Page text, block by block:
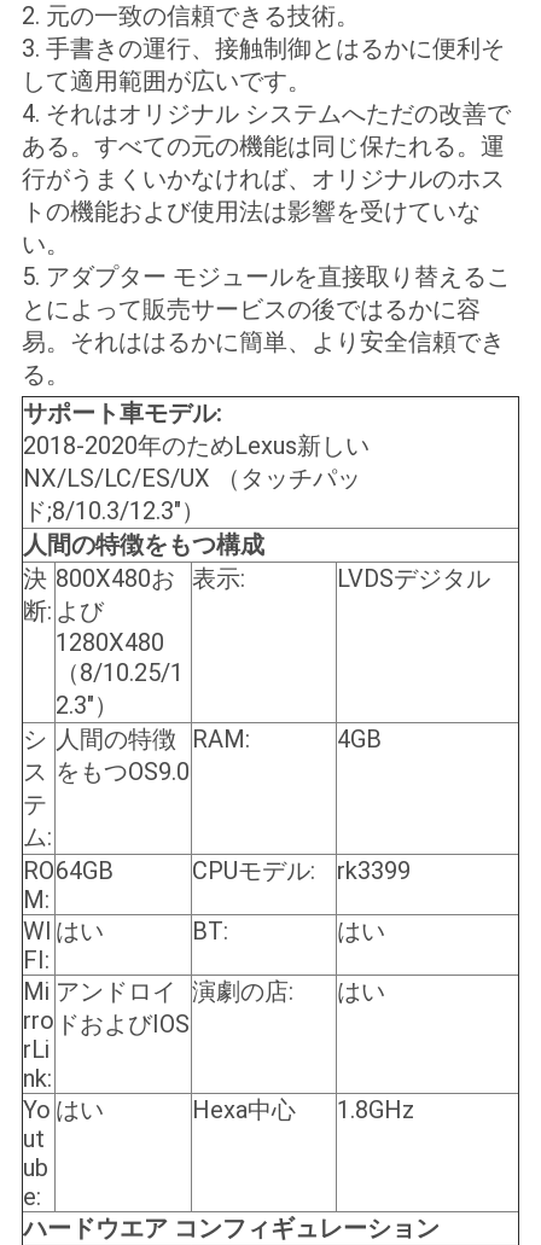
2. 元の一致の信頼できる技術。
3. 手書きの運行、接触制御とはるかに便利そ
して適用範囲が広いです。
4. それはオリジナル システムへただの改善で
ある。すべての元の機能は同じ保たれる。運
行がうまくいかなければ、オリジナルのホス
トの機能および使用法は影響を受けていな
い。
5. アダプター モジュールを直接取り替えるこ
とによって販売サービスの後ではるかに容
易。それははるかに簡単、より安全信頼でき
る。
サポート車モデル:
2018-2020年のためLexus新しい
NX/LS/LC/ES/UX （タッチパッ
ド;8/10.3/12.3"）
人間の特徴をもつ構成
決
断:
800X480お
よび
1280X480
（8/10.25/1
2.3"）
表示: LVDSデジタル
シ
ス
テ
ム:
人間の特徴
をもつOS9.0
RAM: 4GB
RO
M:
64GB CPUモデル: rk3399
WI
FI:
はい BT: はい
Mi
rro
rLi
nk:
アンドロイ
ドおよびIOS
演劇の店: はい
Yo
ut
ub
e:
はい Hexa中心 1.8GHz
ハードウエア コンフィギュレーション